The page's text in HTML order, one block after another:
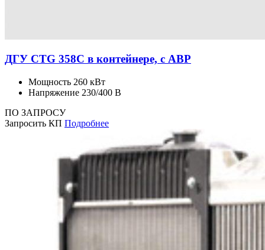
ДГУ CTG 358C в контейнере, с АВР
Мощность 260 кВт
Напряжение 230/400 В
ПО ЗАПРОСУ
Запросить КП Подробнее